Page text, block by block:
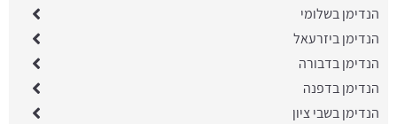
הנדימן בשלומי
הנדימן ביזרעאל
הנדימן בדבורה
הנדימן בדפנה
הנדימן בשבי ציון